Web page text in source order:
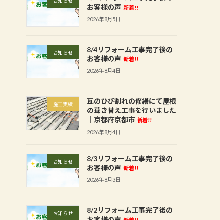
お客様の声 新着!!
2026年8月5日
お知らせ
8/4リフォーム工事完了後の
お客様の声 新着!!
2026年8月4日
施工実績
瓦のひび割れの修繕にて屋根
の葺き替え工事を行いました
│京都府京都市 新着!!
2026年8月4日
お知らせ
8/3リフォーム工事完了後の
お客様の声 新着!!
2026年8月3日
お知らせ
8/2リフォーム工事完了後の